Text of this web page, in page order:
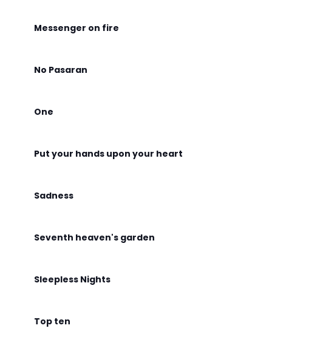
Messenger on fire
No Pasaran
One
Put your hands upon your heart
Sadness
Seventh heaven's garden
Sleepless Nights
Top ten